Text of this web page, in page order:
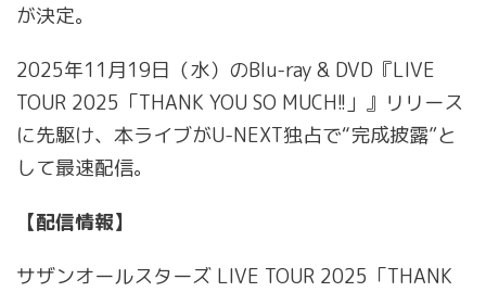
が決定。
2025年11 月19日（水）のBlu-ray & DVD 『LIVE
TOUR 2025 「THANK YOU SO MUCH!! 」』リリース
に先駆け、本ライブがU-NEXT独占で“完成披露”と
して最速配信。
【配信情報】
サザンオールスターズ LIVE TOUR 2025「THANK